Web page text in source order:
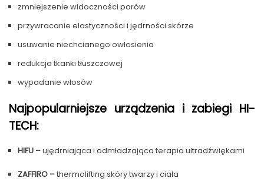
zmniejszenie widoczności porów
przywracanie elastyczności i jędrności skórze
usuwanie niechcianego owłosienia
redukcja tkanki tłuszczowej
wypadanie włosów
Najpopularniejsze urządzenia i zabiegi HI-
TECH:
HIFU –ujędrniająca i odmładzająca terapia ultradźwiękami
ZAFFIRO –thermolifting skóry twarzy i ciała